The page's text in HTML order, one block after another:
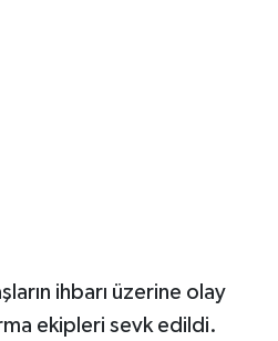
ihbarı üzerine olay
ekipleri sevk edildi.